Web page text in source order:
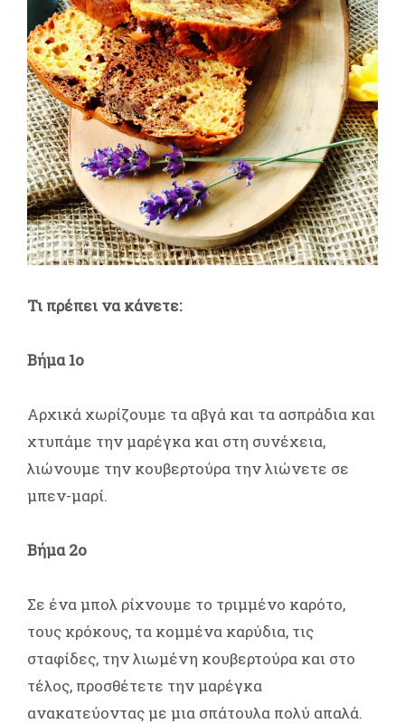
Τι πρέπει να κάνετε:
Βήμα 1ο
Αρχικά χωρίζουμε τα αβγά και τα ασπράδια και
χτυπάμε την μαρέγκα και στη συνέχεια,
λιώνουμε την κουβερτούρα την λιώνετε σε
μπεν-μαρί.
Βήμα 2ο
Σε ένα μπολ ρίχνουμε το τριμμένο καρότο,
τους κρόκους, τα κομμένα καρύδια, τις
σταφίδες, την λιωμένη κουβερτούρα και στο
τέλος, προσθέτετε την μαρέγκα
ανακατεύοντας με μια σπάτουλα πολύ απαλά.